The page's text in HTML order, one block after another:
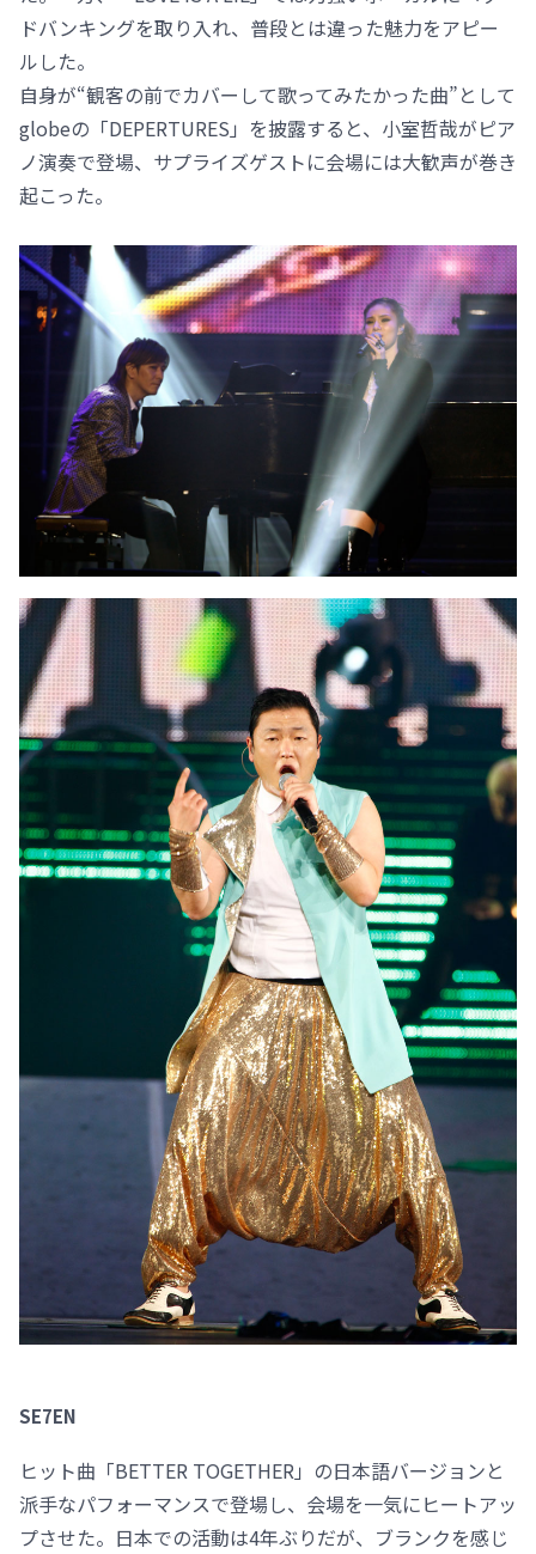
ドバンキングを取り入れ、普段とは違った魅力をアピー
ルした。
自身が“観客の前でカバーして歌ってみたかった曲”として
globeの「DEPERTURES」を披露すると、小室哲哉がピア
ノ演奏で登場、サプライズゲストに会場には大歓声が巻き
起こった。
SE7EN
ヒット曲「BETTER TOGETHER」の日本語バージョンと
派手なパフォーマンスで登場し、会場を一気にヒートアッ
プさせた。日本での活動は4年ぶりだが、ブランクを感じ